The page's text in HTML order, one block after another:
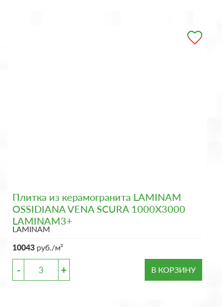
Плитка из керамогранита LAMINAM
OSSIDIANA VENA SCURA 1000X3000
LAMINAM3+
LAMINAM
10043 руб./м²
- + В КОРЗИНУ